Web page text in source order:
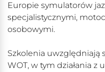
Europie symulatorów
specjalistycznymi,
osobowymi.
Szkolenia uwzględniają
WOT, w tym działania z